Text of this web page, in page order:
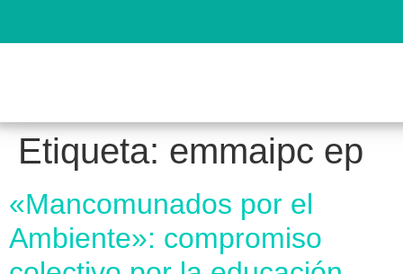
Etiqueta: emmaipc ep
«Mancomunados por el
Ambiente»: compromiso